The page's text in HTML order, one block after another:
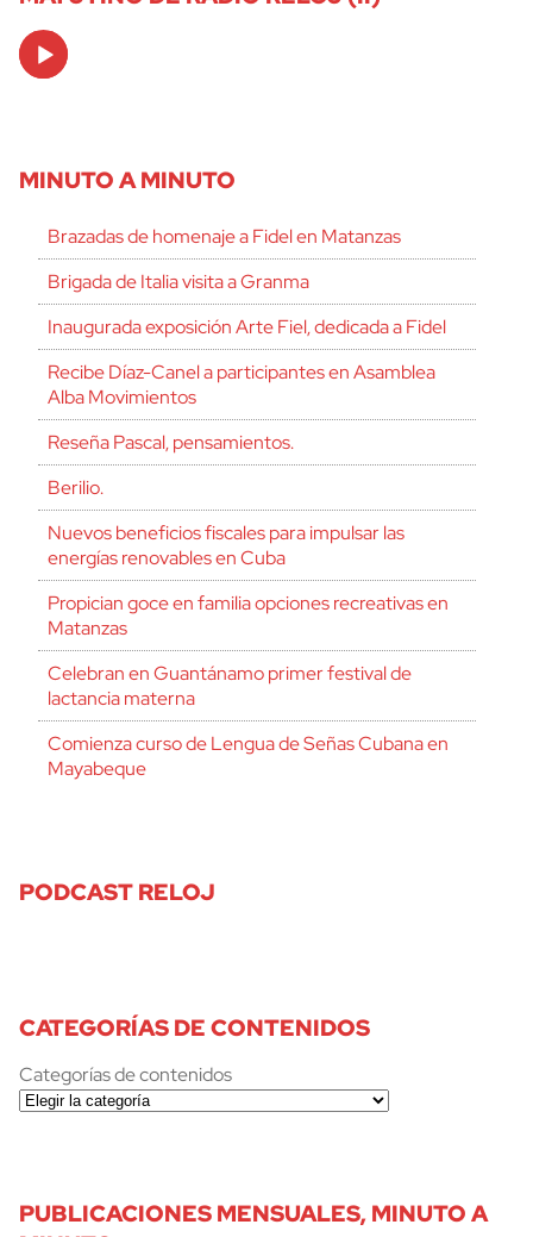
Audio
Player
MINUTO A MINUTO
Brazadas de homenaje a Fidel en Matanzas
Brigada de Italia visita a Granma
Inaugurada exposición Arte Fiel, dedicada a Fidel
Recibe Díaz-Canel a participantes en Asamblea
Alba Movimientos
Reseña Pascal, pensamientos.
Berilio.
Nuevos beneficios fiscales para impulsar las
energías renovables en Cuba
Propician goce en familia opciones recreativas en
Matanzas
Celebran en Guantánamo primer festival de
lactancia materna
Comienza curso de Lengua de Señas Cubana en
Mayabeque
PODCAST RELOJ
CATEGORÍAS DE CONTENIDOS
Categorías de contenidos
PUBLICACIONES MENSUALES, MINUTO A